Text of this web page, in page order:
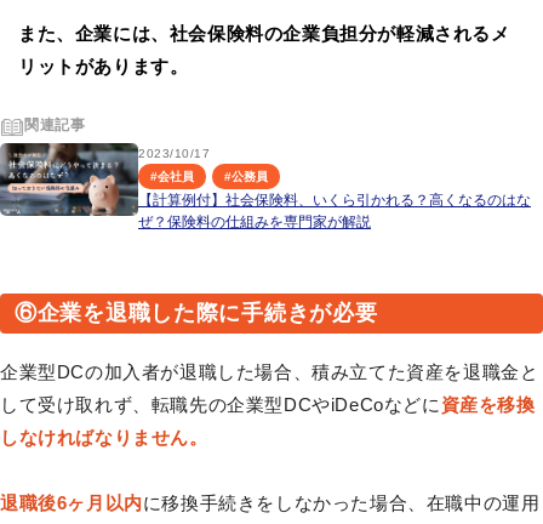
また、企業には、社会保険料の企業負担分が軽減されるメ
リットがあります。
関連記事
2023/10/17
#会社員 #公務員
【計算例付】社会保険料、いくら引かれる？高くなるのはな
ぜ？保険料の仕組みを専門家が解説
⑥企業を退職した際に手続きが必要
企業型DCの加入者が退職した場合、積み立てた資産を退職金と
して受け取れず、転職先の企業型DCやiDeCoなどに 資産を移換
しなければなりません。
退職後6ヶ月以内に移換手続きをしなかった場合、在職中の運用